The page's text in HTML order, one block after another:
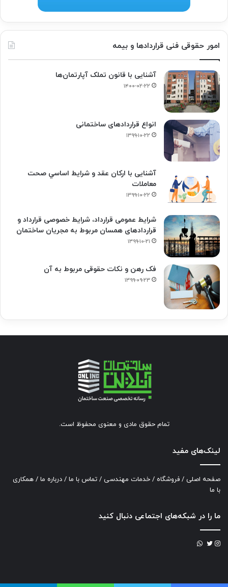
امور حقوقی فنی قراردادها و بیمه
آشنایی با قانون تملک آپارتمان‌ها
۱۴۰۰-۰۲-۲۲
انواع قراردادهای ساختمانی
۱۳۹۹-۱۰-۲۲
آشنایی با ارکان عقد و شرايط اساسي صحت
معاملات
۱۳۹۹-۱۰-۲۲
شرایط عمومی قرارداد، شرایط خصوصی قرارداد و
قراردادهای همسان مربوط به مجریان ساختمان
۱۳۹۹-۱۰-۲۱
فک‌ رهن و نکات حقوقی مربوط به آن
۱۳۹۹-۰۹-۲۳
تمام حقوق مادی و معنوی محفوظ است.
لینک‌های مفید
صفحه اصلی / فروشگاه / خدمات مهندسی / تماس با ما / درباره ما / همکاری
با ما
ما را در شبکه‌های اجتماعی دنبال کنید